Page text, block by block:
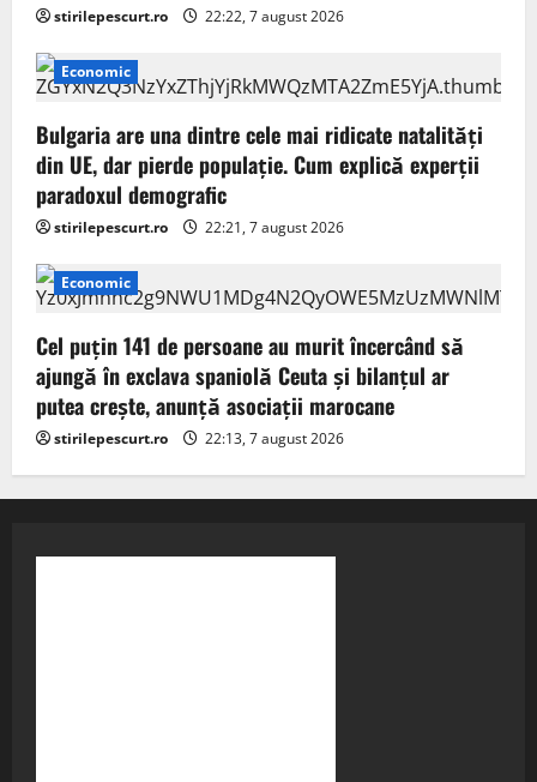
stirilepescurt.ro 22:22, 7 august 2026
Economic
Bulgaria are una dintre cele mai ridicate natalități
din UE, dar pierde populație. Cum explică experții
paradoxul demografic
stirilepescurt.ro 22:21, 7 august 2026
Economic
Cel puţin 141 de persoane au murit încercând să
ajungă în exclava spaniolă Ceuta şi bilanţul ar
putea creşte, anunță asociații marocane
stirilepescurt.ro 22:13, 7 august 2026